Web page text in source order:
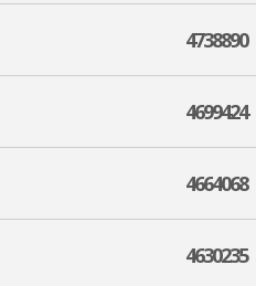
4738890
4699424
4664068
4630235